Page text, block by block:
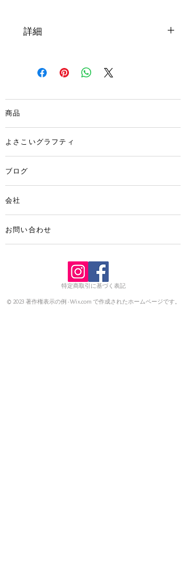
詳細
大：幅3.4x長さ6.4x厚さ0.5(cm)
中：幅2.0x長さ6.4x厚さ0.5(cm)
大：1300円
中：1100円
素材：アクリル
よさこいに欠かせない「木札」です。 チ
とは違い、ひとつから製作いたします。
プレゼント用やストラップなど普段使い
ルにてお問い合わせください。
商品
よさこいグラフティ
ブログ
会社
お問い合わせ
特定商取引に基づく表記
© 2023 著作権表示の例 -Wix.com で作成されたホームページです。